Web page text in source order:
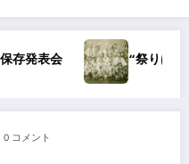
“祭りばやし”をきい
0 コメント